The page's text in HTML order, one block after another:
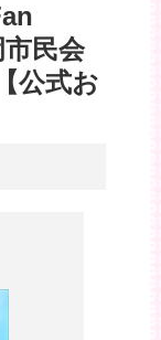
民会
公式お